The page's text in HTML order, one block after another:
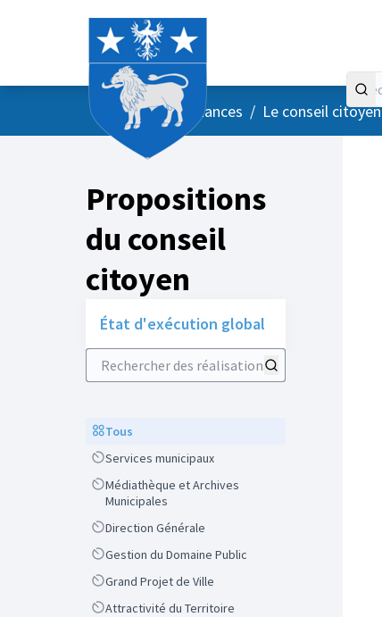
AccueilMenu principal
/ Vos instances / Le conseil citoyen
Propositions
du conseil
citoyen
État d'exécution global
Rechercher des réalisations
ScopeTous
ScopeServices municipaux
Scope
Médiathèque et Archives
Municipales
ScopeDirection Générale
ScopeGestion du Domaine Public
ScopeGrand Projet de Ville
ScopeAttractivité du Territoire